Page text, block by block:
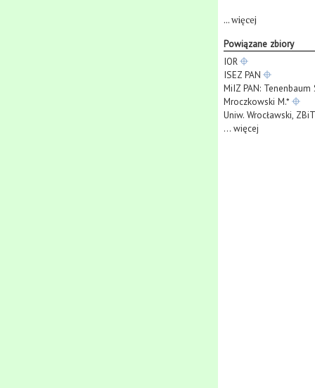
...więcej
Powiązane zbiory
IOR
ISEZ PAN
MiIZ PAN: Tenenbaum
Mroczkowski M.*
Uniw. Wrocławski,
... więcej